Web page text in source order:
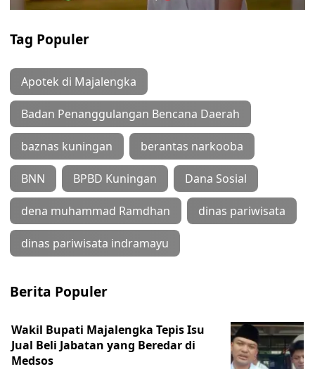
Tag Populer
Apotek di Majalengka
Badan Penanggulangan Bencana Daerah
baznas kuningan berantas narkooba
BNN BPBD Kuningan Dana Sosial
dena muhammad Ramdhan dinas pariwisata
dinas pariwisata indramayu
Berita Populer
Wakil Bupati Majalengka Tepis Isu
Jual Beli Jabatan yang Beredar di
Medsos